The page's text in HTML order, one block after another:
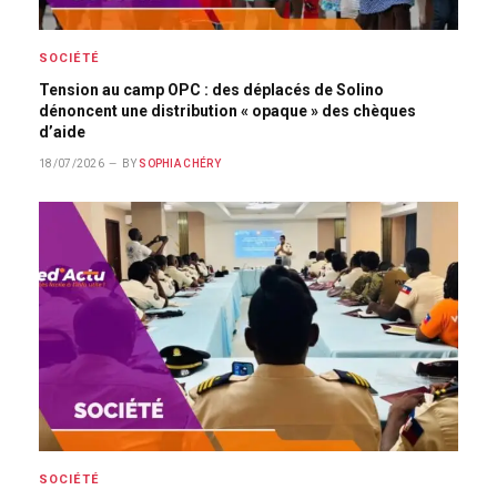
SOCIÉTÉ
Tension au camp OPC : des déplacés de Solino
dénoncent une distribution « opaque » des chèques
d’aide
18/07/2026 BY SOPHIA CHÉRY
SOCIÉTÉ